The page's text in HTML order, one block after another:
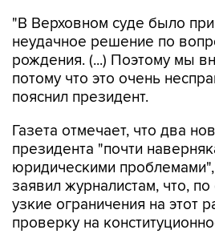
"В Верховном суде было
неудачное решение по
рождения. (...) Поэтому мы
потому что это очень
пояснил президент.
Газета отмечает, что два
президента "почти
юридическими
заявил журналистам, что,
узкие ограничения на этот
проверку на